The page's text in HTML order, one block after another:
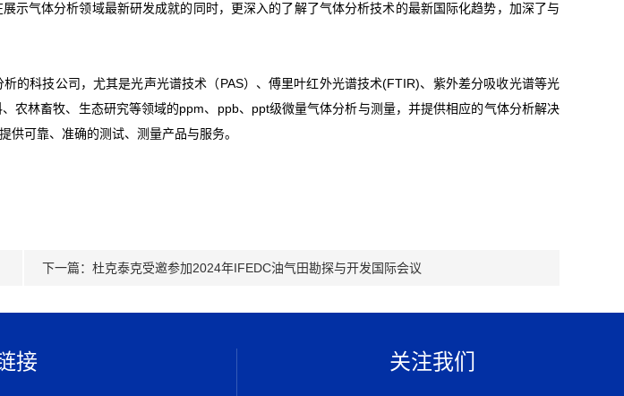
示气体分析领域最新研发成就的同时，更深入的了解了气体分析技术的最新国际化趋势，加深了与
的科技公司，尤其是光声光谱技术（PAS）、傅里叶红外光谱技术(FTIR)、紫外差分吸收光谱等光
农林畜牧、生态研究等领域的ppm、ppb、ppt级微量气体分析与测量，并提供相应的气体分析解决
可靠、准确的测试、测量产品与服务。
下一篇： 杜克泰克受邀参加2024年IFEDC油气田勘探与开发国际会议
接 关注我们